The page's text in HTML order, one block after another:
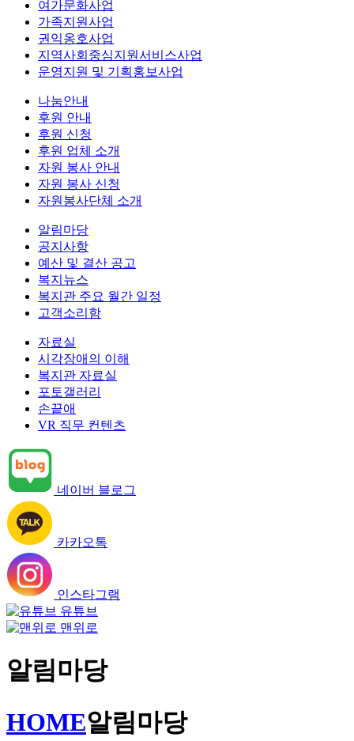
여가문화사업
가족지원사업
권익옹호사업
지역사회중심지원서비스사업
운영지원 및 기획홍보사업
나눔안내
후원 안내
후원 신청
후원 업체 소개
자원 봉사 안내
자원 봉사 신청
자원봉사단체 소개
알림마당
공지사항
예산 및 결산 공고
복지뉴스
복지관 주요 월간 일정
고객소리함
자료실
시각장애의 이해
복지관 자료실
포토갤러리
손끝애
VR 직무 컨텐츠
네이버 블로그
카카오톡
인스타그램
유튜브
맨위로
알림마당
HOME알림마당